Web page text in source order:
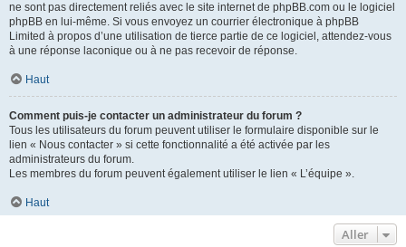
ne sont pas directement reliés avec le site internet de phpBB.com ou le logiciel
phpBB en lui-même. Si vous envoyez un courrier électronique à phpBB
Limited à propos d’une utilisation de tierce partie de ce logiciel, attendez-vous
à une réponse laconique ou à ne pas recevoir de réponse.
Haut
Comment puis-je contacter un administrateur du forum ?
Tous les utilisateurs du forum peuvent utiliser le formulaire disponible sur le
lien « Nous contacter » si cette fonctionnalité a été activée par les
administrateurs du forum.
Les membres du forum peuvent également utiliser le lien « L’équipe ».
Haut
Aller